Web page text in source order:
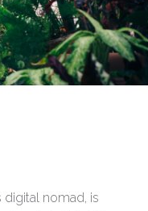
digital nomad, is